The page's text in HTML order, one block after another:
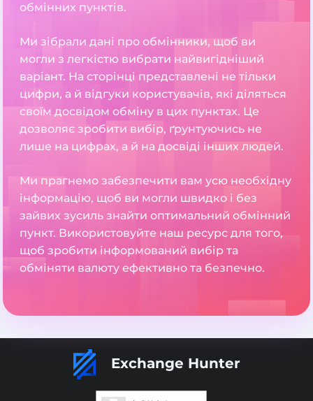
обмінних пунктів.
Ми зібрали дані про обмінники, щоб ви
могли з легкістю вибрати найвигідніший
варіант. На сторінці представлені не тільки
цифри, а й відгуки користувачів, які діляться
своїм досвідом обміну в цих пунктах. Це
дозволяє зробити вибір, ґрунтуючись не
лише на цифрах, а й на досвіді інших людей.
Ми прагнемо забезпечити вам усю необхідну
інформацію, щоб ви могли швидко і без
зайвих зусиль знайти оптимальний обмінний
пункт. Використовуйте наш ресурс для того,
щоб зробити інформований вибір та
обміняти валюту ефективно та безпечно.
Exchange Hunter